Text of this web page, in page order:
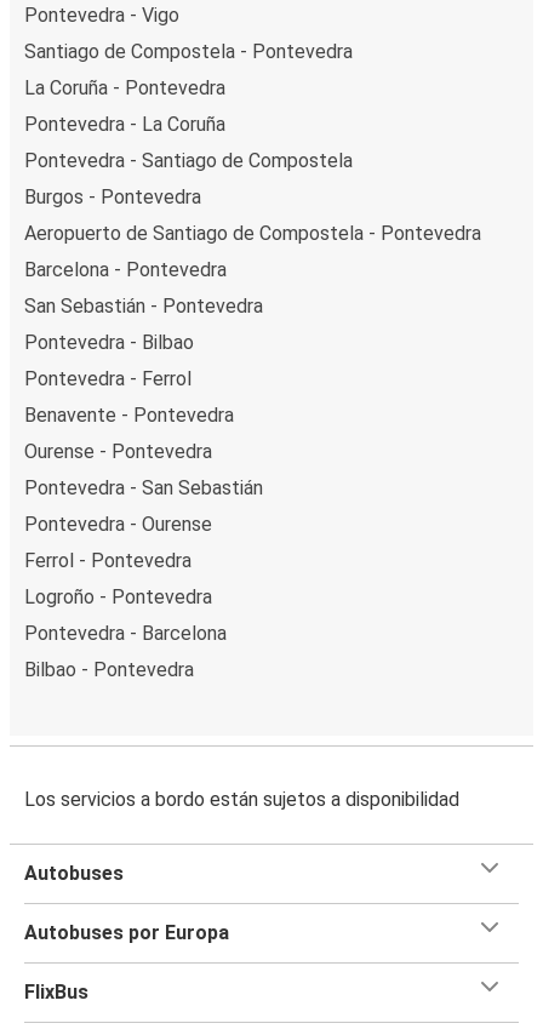
Pontevedra - Vigo
Santiago de Compostela - Pontevedra
La Coruña - Pontevedra
Pontevedra - La Coruña
Pontevedra - Santiago de Compostela
Burgos - Pontevedra
Aeropuerto de Santiago de Compostela - Pontevedra
Barcelona - Pontevedra
San Sebastián - Pontevedra
Pontevedra - Bilbao
Pontevedra - Ferrol
Benavente - Pontevedra
Ourense - Pontevedra
Pontevedra - San Sebastián
Pontevedra - Ourense
Ferrol - Pontevedra
Logroño - Pontevedra
Pontevedra - Barcelona
Bilbao - Pontevedra
Los servicios a bordo están sujetos a disponibilidad
Autobuses
Autobuses por Europa
FlixBus